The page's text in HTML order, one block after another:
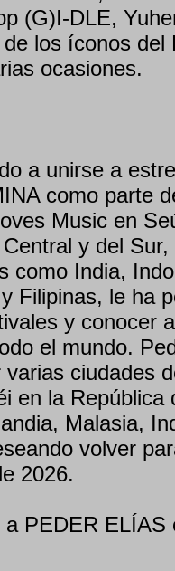
(G)I-DLE,
los íconos del
ocasiones.
a unirse a
como parte
Music en
y del
como India,
Filipinas, le ha
y conocer
el mundo.
ciudades
en la República
Malasia,
volver
2026.
a PEDER